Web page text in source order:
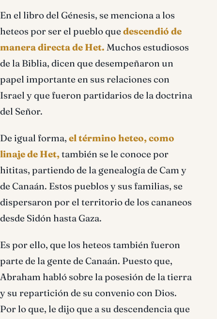
En el libro del Génesis, se menciona a los
heteos por ser el pueblo que descendió de
manera directa de Het. Muchos estudiosos
de la Biblia, dicen que desempeñaron un
papel importante en sus relaciones con
Israel y que fueron partidarios de la doctrina
del Señor.
De igual forma, el término heteo, como
linaje de Het, también se le conoce por
hititas, partiendo de la genealogía de Cam y
de Canaán. Estos pueblos y sus familias, se
dispersaron por el territorio de los cananeos
desde Sidón hasta Gaza.
Es por ello, que los heteos también fueron
parte de la gente de Canaán. Puesto que,
Abraham habló sobre la posesión de la tierra
y su repartición de su convenio con Dios.
Por lo que, le dijo que a su descendencia que